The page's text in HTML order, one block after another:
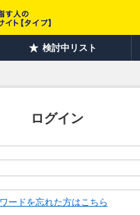
検討中リスト
ログイン
ードを忘れた方はこちら